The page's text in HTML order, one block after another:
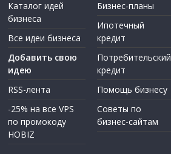
Каталог идей
бизнеса
Все идеи бизнеса
Добавить свою
идею
RSS-лента
-25% на все VPS
по промокоду
HOBIZ
Бизнес-планы
Ипотечный
кредит
Потребительский
кредит
Помощь бизнесу
Советы по
бизнес-сайтам